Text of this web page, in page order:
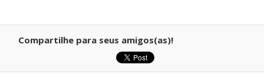
Compartilhe para seus amigos(as)!